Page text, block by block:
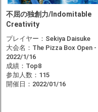
不屈の独創力/Indomitable
Creativity
プレイヤー： Sekiya Daisuke
大会名： The Pizza Box Open -
2022/1/16
成績： Top8
参加人数： 115
開催日： 2022/01/16